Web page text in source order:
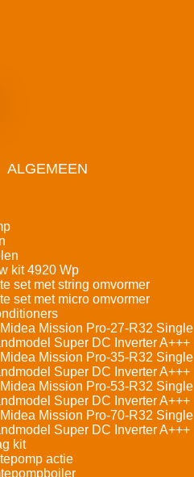
ALGEMEEN
kit 4920 Wp
set met string omvormer
set met micro omvormer
Mission Pro-27-R32 Single
Super DC Inverter A+++
Mission Pro-35-R32 Single
Super DC Inverter A+++
Mission Pro-53-R32 Single
Super DC Inverter A+++
Mission Pro-70-R32 Single
Super DC Inverter A+++
kit
actie